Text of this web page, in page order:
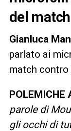
del
Gianluca
parlato ai
match contro
POLEMICHE
parole di
gli occhi di